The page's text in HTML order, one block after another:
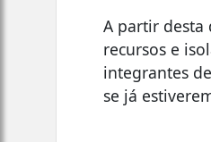
A partir
recursos e
integrantes
se já